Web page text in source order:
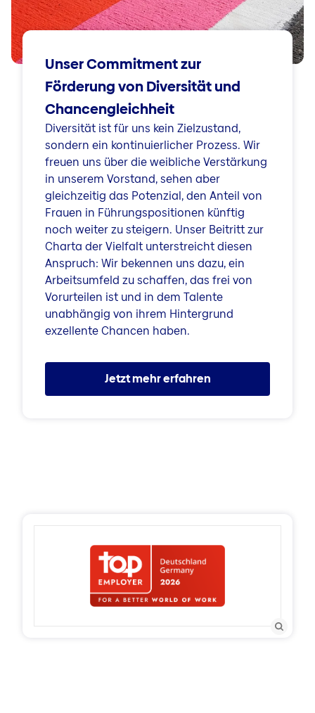
Unser Commitment zur
Förderung von Diversität und
Chancengleichheit
Diversität ist für uns kein Zielzustand,
sondern ein kontinuierlicher Prozess. Wir
freuen uns über die weibliche Verstärkung
in unserem Vorstand, sehen aber
gleichzeitig das Potenzial, den Anteil von
Frauen in Führungspositionen künftig
noch weiter zu steigern. Unser Beitritt zur
Charta der Vielfalt unterstreicht diesen
Anspruch: Wir bekennen uns dazu, ein
Arbeitsumfeld zu schaffen, das frei von
Vorurteilen ist und in dem Talente
unabhängig von ihrem Hintergrund
exzellente Chancen haben.
Jetzt mehr erfahren